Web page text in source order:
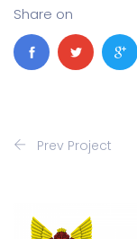
Share on
Prev Project